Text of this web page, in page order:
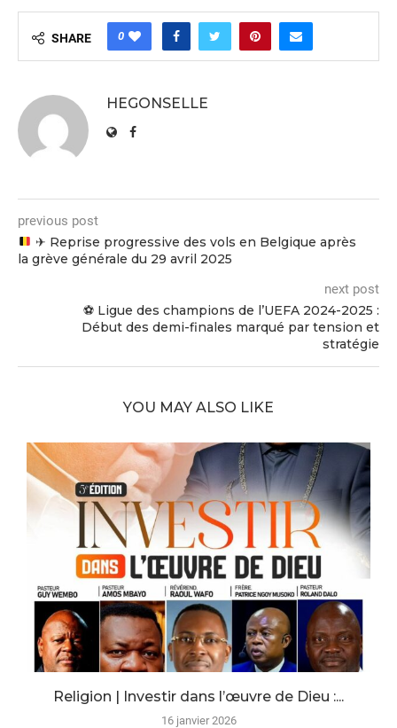
SHARE 0
HEGONSELLE
previous post
✈ Reprise progressive des vols en Belgique après
la grève générale du 29 avril 2025
next post
⚽ Ligue des champions de l’UEFA 2024-2025 :
Début des demi-finales marqué par tension et
stratégie
YOU MAY ALSO LIKE
Religion | Investir dans l’œuvre de Dieu :...
16 janvier 2026